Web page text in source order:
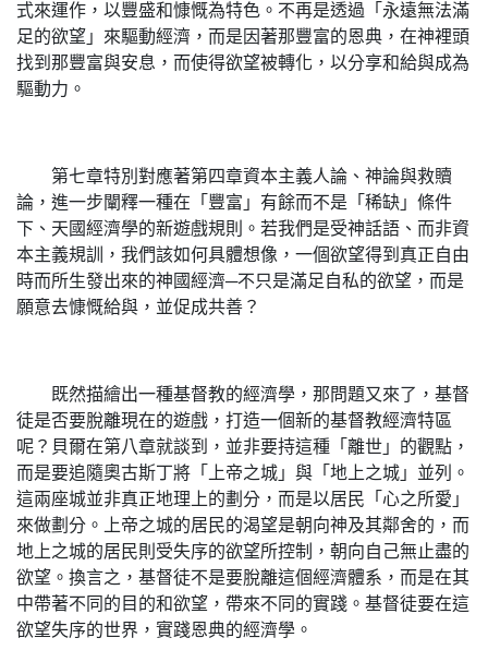
式來運作，以豐盛和慷慨為特色。不再是透過「永遠無法滿
足的欲望」來驅動經濟，而是因著那豐富的恩典，在神裡頭
找到那豐富與安息，而使得欲望被轉化，以分享和給與成為
驅動力。
第七章特別對應著第四章資本主義人論、神論與救贖
論，進一步闡釋一種在「豐富」有餘而不是「稀缺」條件
下、天國經濟學的新遊戲規則。若我們是受神話語、而非資
本主義規訓，我們該如何具體想像，一個欲望得到真正自由
時而所生發出來的神國經濟─不只是滿足自私的欲望，而是
願意去慷慨給與，並促成共善？
既然描繪出一種基督教的經濟學，那問題又來了，基督
徒是否要脫離現在的遊戲，打造一個新的基督教經濟特區
呢？貝爾在第八章就談到，並非要持這種「離世」的觀點，
而是要追隨奧古斯丁將「上帝之城」與「地上之城」並列。
這兩座城並非真正地理上的劃分，而是以居民「心之所愛」
來做劃分。上帝之城的居民的渴望是朝向神及其鄰舍的，而
地上之城的居民則受失序的欲望所控制，朝向自己無止盡的
欲望。換言之，基督徒不是要脫離這個經濟體系，而是在其
中帶著不同的目的和欲望，帶來不同的實踐。基督徒要在這
欲望失序的世界，實踐恩典的經濟學。